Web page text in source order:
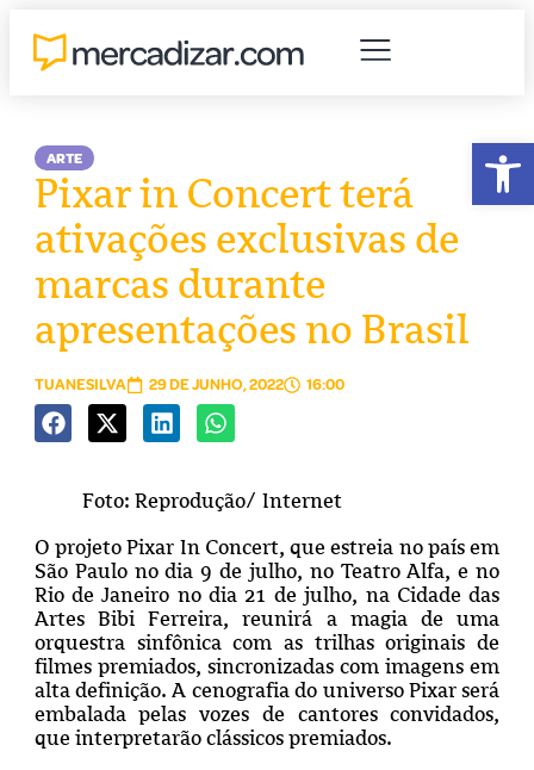
ARTE
Pixar in Concert terá
ativações exclusivas de
marcas durante
apresentações no Brasil
TUANESILVA 29 DE JUNHO, 2022 16:00
Foto: Reprodução/ Internet
O projeto Pixar In Concert, que estreia no país em
São Paulo no dia 9 de julho, no Teatro Alfa, e no
Rio de Janeiro no dia 21 de julho, na Cidade das
Artes Bibi Ferreira, reunirá a magia de uma
orquestra sinfônica com as trilhas originais de
filmes premiados, sincronizadas com imagens em
alta definição. A cenografia do universo Pixar será
embalada pelas vozes de cantores convidados,
que interpretarão clássicos premiados.